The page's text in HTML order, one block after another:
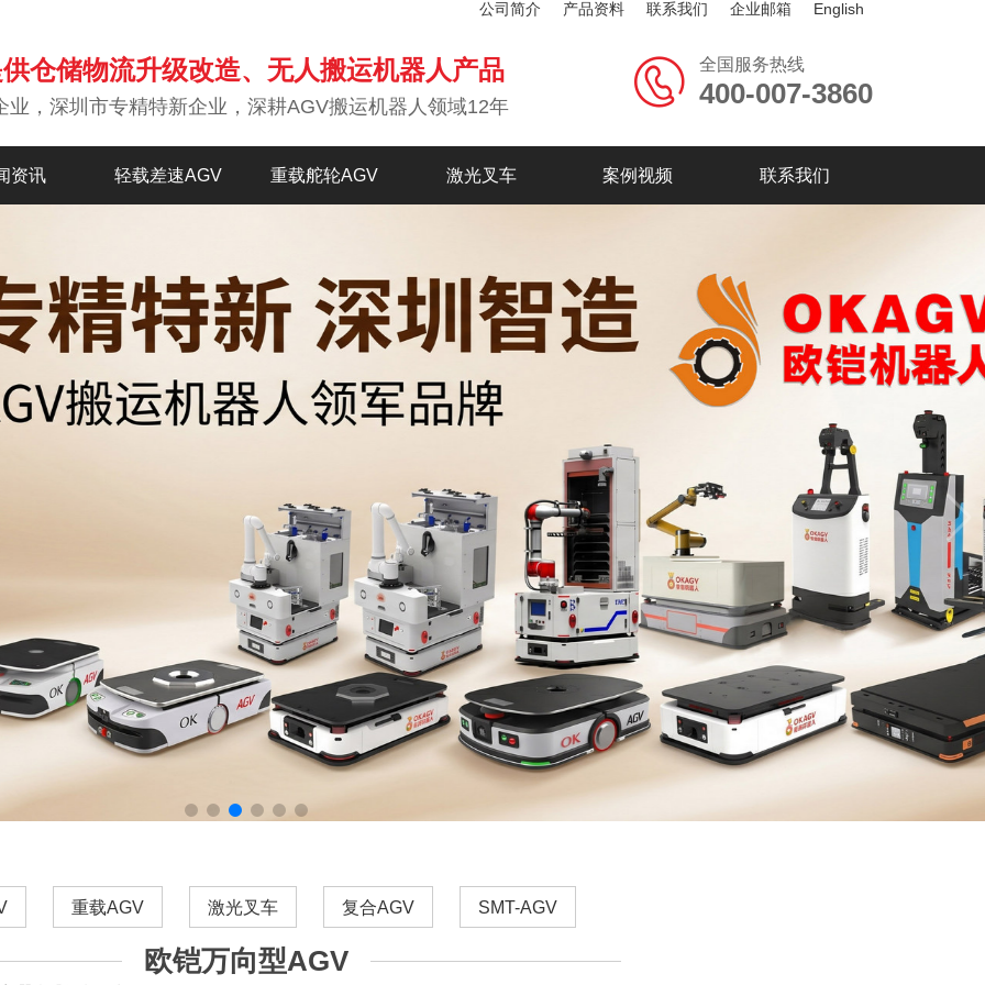
公司简介 产品资料 联系我们 企业邮箱 English
仓储物流升级改造、无人搬运机器人产品
业，深圳市专精特新企业，深耕AGV搬运机器人领域12年
全国服务热线
400-007-3860
资讯 轻载差速AGV 重载舵轮AGV 激光叉车 案例视频 联系我们
重载AGV 激光叉车 复合AGV SMT-AGV
欧铠万向型AGV